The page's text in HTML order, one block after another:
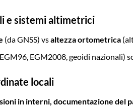
e sistemi altimetrici
(da GNSS) vsaltezza ortometrica
EGM2008, geoidi nazionali)
locali
in interni, documentazione del